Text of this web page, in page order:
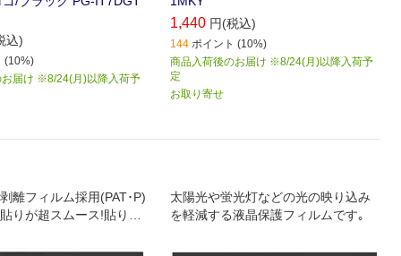
込)
(10%)
届け ※8/24(月)以降入荷予
1,440 円(税込)
144 ポイント (10%)
商品入荷後のお届け ※8/24(月)以降入荷予
定
お取り寄せ
離フィルム採用(PAT･P)
りが超スムース!貼りた
太陽光や蛍光灯などの光の映り込み
を軽減する液晶保護フィルムです｡